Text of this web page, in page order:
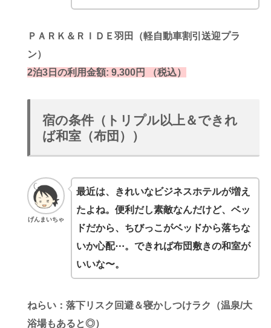
ＰＡＲＫ＆ＲＩＤＥ羽田（軽自動車割引送迎プラ
ン）
2泊3日の利用金額: 9,300円 （税込）
宿の条件（トリプル以上＆できれ
ば和室（布団））
げんまいちゃ
最近は、きれいなビジネスホテルが増え
たよね。便利だし素敵なんだけど、ベッ
ドだから、ちびっこがベッドから落ちな
いか心配⋯。できれば布団敷きの和室が
いいな〜。
ねらい ：落下リスク回避＆寝かしつけラク（温泉/大
浴場もあると◎）